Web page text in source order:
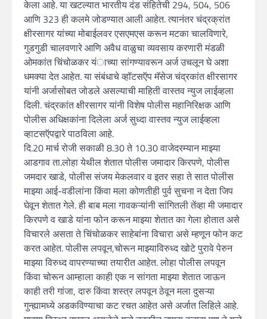
केला आहे. या खटल्यात भारतीय दंड संहितेची 294, 504, 506
आणि 323 ही कलमे जोडण्यात आली आहेत. त्यानंतर चंद्रक्रांत
क्षीरसागर यांच्या मोबाईलवर एसएमएस करून मटका चालविणारे,
गुडगुडी चालवणारे आणि अवैध वाळुचा व्यवसाय करणारी मंडळी
ओमकांत चिंचोळकर यंाच्या सांगण्यावरून अर्ज उचलून घे अशा
धमक्या देत आहेत. या संबंधाचे व्हॉटसऍप मॅसेज चंद्रकांत क्षीरसागर
यांनी अर्जासोबत जोडले असल्याची माहिती वास्तव न्युज लाईव्हला
दिली. चंद्रकांत क्षीरसागर यांनी विशेष पोलीस महानिरिक्षक आणि
पोलीस अधिक्षकांना दिलेला अर्ज सुध्दा वास्तव न्युज लाईव्हला
व्हाटसऍपद्वारे पाठविला आहे.
दि.20 मार्च रोजी सकाळी 8.30 ते 10.30 वाजेदरम्यान माझ्या
आडगाव ता.लोहा येथील शेतात पोलीस जमादार किरपणे, पोलीस
जमदार खाडे, पोलीस संजय मेकलवार व इतर सहा ते सात पोलीस
माझ्या आई-वडीलांना किंवा मला कोणतीही पुर्व सुचना न देता जिप
घेवून शेतात गेले. ही बाब मला गावकऱ्यांनी सांगितली तेंव्हा मी जमादार
किरपणे व खाडे यांना फोन करून माझ्या शेतात का गेला होतात असे
विचारले असता ते चिंचोळकर साहेबांना विचारा असे म्हणून फोन कट
करत आहेत. पोलीस लपवून,चोरून माझ्याविरुध्द खोटे पुरावे पेरुन
माझ्या विरुध्द वापरण्याच्या तयारीत आहेत. लोहा पोलीस लपवून
किंवा चोरून आम्हाला काही एक न सांगता माझ्या शेतात जाऊन
काही तरी गांजा, दारु किंवा शस्त्र लपवून ठेवून मला दुसऱ्या
गुन्ह्यामध्ये अडकविण्याचा कट रचत आहेत असे अर्जात लिहिले आहे.